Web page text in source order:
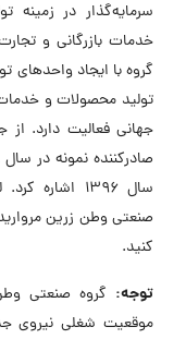
سرمایه‌گذار در زمینه
گروه با ایجاد واحدهای
تولید محصولات و
جهانی فعالیت دارد.
سال ۱۳۹۶
صنعتی وطن زرین
کنید.
توجه:
موقعیت شغلی نیروی